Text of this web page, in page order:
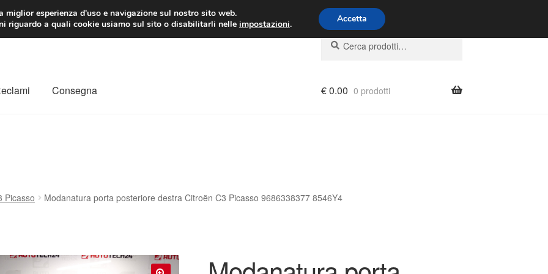
EUR Lun-Ven 9:00 - 16:00 800 580 290
Cerca:
Cerca
Consegna €0.00 0 prodotti
Picasso Modanatura porta posteriore destra Citroën C3 Picasso 9686338377 8546Y4
esperienza d'uso e navigazione sul nostro sito web.
riguardo a quali cookie usiamo sul sito o disabilitarli nelle impostazioni. Accetta